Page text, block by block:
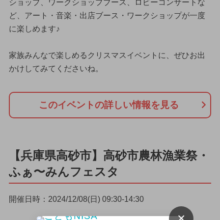
ショップ、ワークショップブース、ロビーコンサートな
ど、アート・音楽・出店ブース・ワークショップが一度
に楽しめます♪
家族みんなで楽しめるクリスマスイベントに、ぜひお出
かけしてみてくださいね。
このイベントの詳しい情報を見る
【兵庫県高砂市】高砂市農林漁業祭・
ふぁ〜みんフェスタ
開催日時：2024/12/08(日) 09:30-14:30